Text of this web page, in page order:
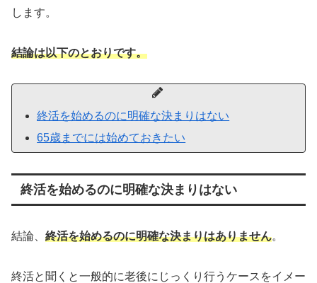
します。
結論は以下のとおりです。
終活を始めるのに明確な決まりはない
65歳までには始めておきたい
終活を始めるのに明確な決まりはない
結論、 終活を始めるのに明確な決まりはありません。
終活と聞くと一般的に老後にじっくり行うケースをイメー